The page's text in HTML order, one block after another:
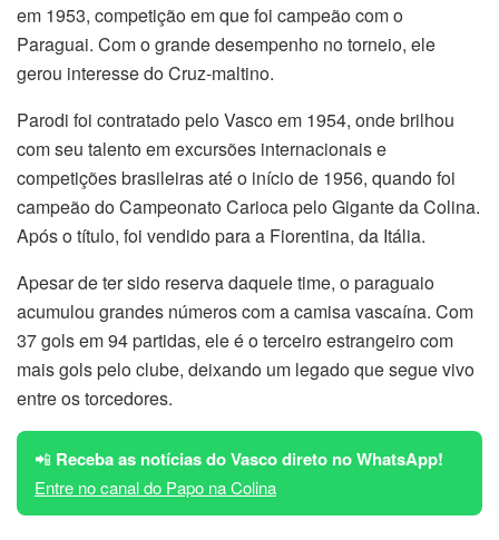
em 1953, competição em que foi campeão com o
Paraguai. Com o grande desempenho no torneio, ele
gerou interesse do Cruz-maltino.
Parodi foi contratado pelo Vasco em 1954, onde brilhou
com seu talento em excursões internacionais e
competições brasileiras até o início de 1956, quando foi
campeão do Campeonato Carioca pelo Gigante da Colina.
Após o título, foi vendido para a Fiorentina, da Itália.
Apesar de ter sido reserva daquele time, o paraguaio
acumulou grandes números com a camisa vascaína. Com
37 gols em 94 partidas, ele é o terceiro estrangeiro com
mais gols pelo clube, deixando um legado que segue vivo
entre os torcedores.
📲 Receba as notícias do Vasco direto no WhatsApp!
Entre no canal do Papo na Colina